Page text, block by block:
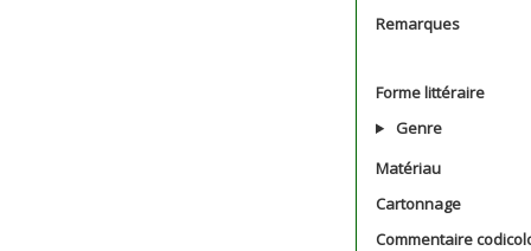
Remarques
Forme littéraire
Genre
Matériau
Cartonnage
Commentaire